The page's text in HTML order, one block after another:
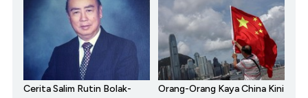
Cerita Salim Rutin Bolak-
Orang-Orang Kaya China Kini